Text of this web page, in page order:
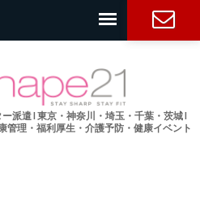
派遣 l 東京・神奈川・埼玉・千葉・茨城 l
管理・福利厚生・介護予防・健康イベント